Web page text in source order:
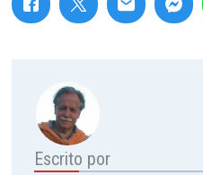
Escrito por